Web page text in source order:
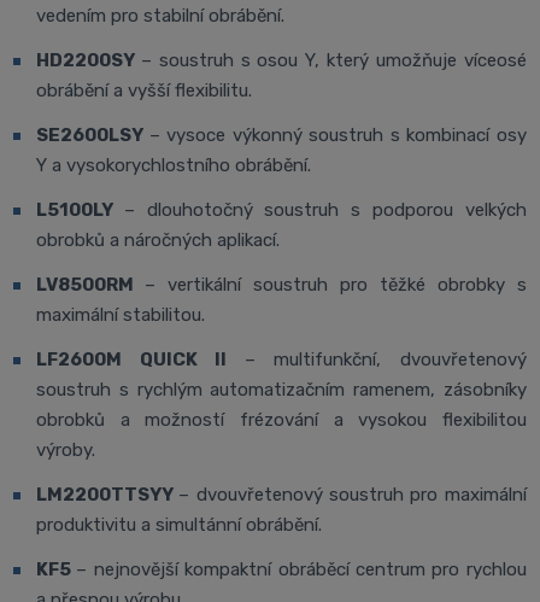
vedením pro stabilní obrábění.
HD2200SY – soustruh s osou Y, který umožňuje víceosé
obrábění a vyšší flexibilitu.
SE2600LSY – vysoce výkonný soustruh s kombinací osy
Y a vysokorychlostního obrábění.
L5100LY – dlouhotočný soustruh s podporou velkých
obrobků a náročných aplikací.
LV8500RM – vertikální soustruh pro těžké obrobky s
maximální stabilitou.
LF2600M QUICK II – multifunkční, dvouvřetenový
soustruh s rychlým automatizačním ramenem, zásobníky
obrobků a možností frézování a vysokou flexibilitou
výroby.
LM2200TTSYY – dvouvřetenový soustruh pro maximální
produktivitu a simultánní obrábění.
KF5 – nejnovější kompaktní obráběcí centrum pro rychlou